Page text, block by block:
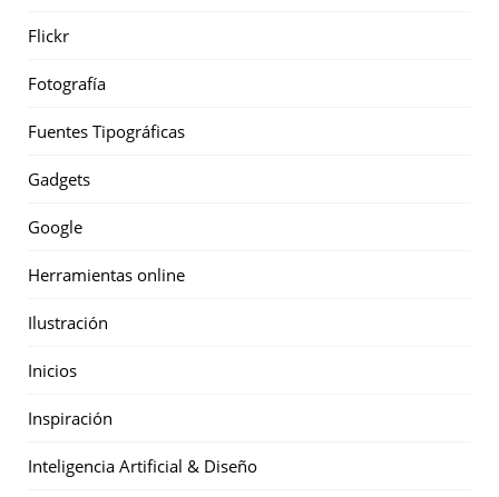
Flickr
Fotografía
Fuentes Tipográficas
Gadgets
Google
Herramientas online
Ilustración
Inicios
Inspiración
Inteligencia Artificial & Diseño